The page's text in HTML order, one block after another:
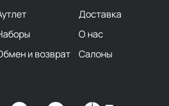
Доставка
О нас
и возврат
Салоны